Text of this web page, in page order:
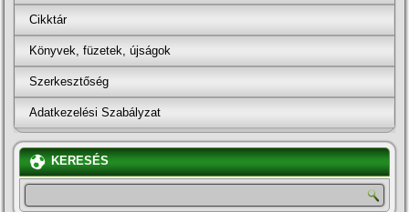
Cikktár
Könyvek, füzetek, újságok
Szerkesztőség
Adatkezelési Szabályzat
KERESÉS